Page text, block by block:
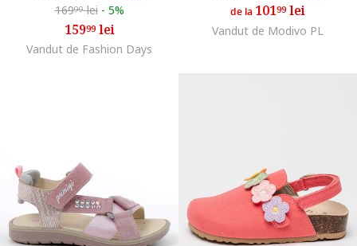
16999lei - 5%
15999lei
Vandut de Fashion Days
de la 10199lei
Vandut de Modivo PL